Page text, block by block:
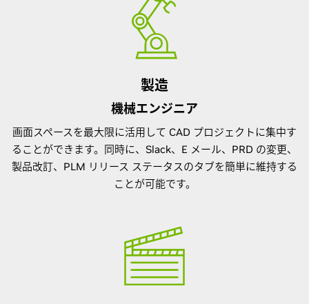
製造
機械エンジニア
画面スペースを最大限に活用して CAD プロジェクトに集中す
ることができます。同時に、Slack、E メール、PRD の変更、
製品改訂、PLM リリース ステータスのタブを簡単に維持する
ことが可能です。